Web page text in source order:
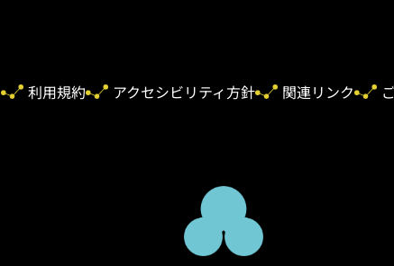
利用規約 アクセシビリティ方針 関連リンク